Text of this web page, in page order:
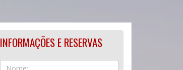
INFORMAÇÕES E RESERVAS